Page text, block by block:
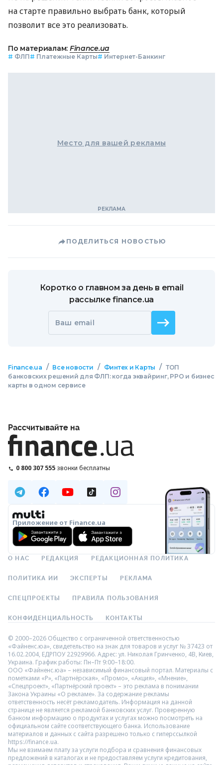
на старте правильно выбрать банк, который
позволит все это реализовать.
По материалам: Finance.ua
# ФЛП# Платежные Карты# Интернет-Банкинг
Место для вашей рекламы
ПОДЕЛИТЬСЯ НОВОСТЬЮ
Коротко о главном за день в email
рассылке finance.ua
Ваш email
Finance.ua / Все новости / Финтех и Карты / ТОП
банковских решений для ФЛП: когда эквайринг, РРО и бизнес
карты в одном сервисе
Рассчитывайте на
0 800 307 555 звонки бесплатны
Приложение от Finance.ua
О НАС РЕДАКЦИЯ РЕДАКЦИОННАЯ ПОЛИТИКА
ПОЛИТИКА ИИ ЭКСПЕРТЫ РЕКЛАМА
СПЕЦПРОЕКТЫ ПРАВИЛА ПОЛЬЗОВАНИЯ
КОНФИДЕНЦИАЛЬНОСТЬ КОНТАКТЫ
© 2000–2026 Общество с ограниченной ответственностью
«Файненс.юа», свидетельство на знак для товаров и услуг № 37423 от
16.02.2004, ЕДРПОУ 22929966. Адрес: ул. Николая Гринченко, 4В, Киев,
Украина. График работы: Пн–Пт 9:00–18:00.
ООО «Файненс.юа» – независимый финансовый портал. Материалы с
пометками «Р», «Партнёрская», «Промо», «Акция», «Мнение»,
«Спецпроект», «Партнёрский проект» – это реклама в понимании
Закона Украины «О рекламе». За содержание рекламы
ответственность несёт рекламодатель. Информация на данной
странице не является рекламой банковских услуг. Проверенную
банком информацию о продуктах и услугах можно посмотреть на
официальном сайте соответствующего банка. Использование
материалов и данных с сайта разрешено только с гиперссылкой
https://finance.ua.
Мы не взимаем плату за услуги подбора и сравнения финансовых
предложений в каталогах и не предоставляем услуги кредитования,